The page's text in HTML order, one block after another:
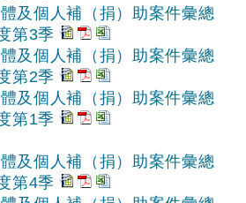
及個人補（捐）助案件彙總
第3季
及個人補（捐）助案件彙總
第2季
及個人補（捐）助案件彙總
第1季
及個人補（捐）助案件彙總
第4季